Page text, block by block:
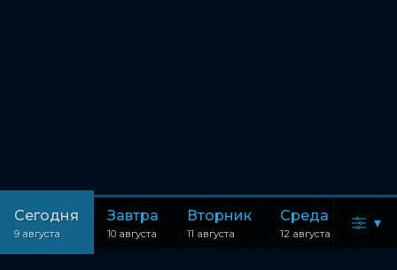
Сегодня
9 августа
Завтра
10 августа
Вторник
11 августа
Среда
12 августа
▾